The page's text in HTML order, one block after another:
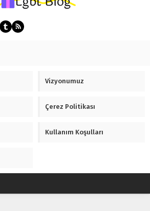
Vizyonumuz
Çerez Politikası
Kullanım Koşulları